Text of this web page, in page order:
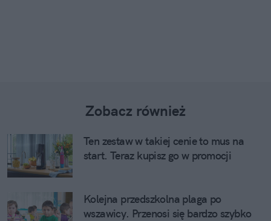
Zobacz również
Ten zestaw w takiej cenie to mus na
start. Teraz kupisz go w promocji
Kolejna przedszkolna plaga po
wszawicy. Przenosi się bardzo szybko